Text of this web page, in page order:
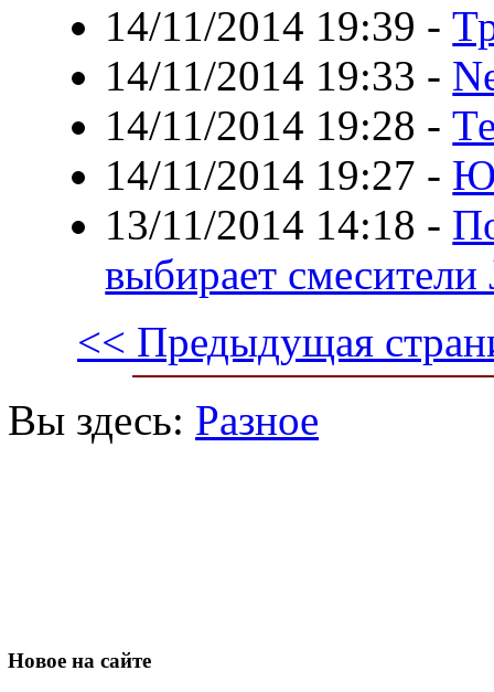
14/11/2014 19:39 -
14/11/2014 19:33 -
14/11/2014 19:28 -
14/11/2014 19:27 -
13/11/2014 14:18 -
выбирает смесители
<< Предыдущая
Вы здесь: Разное
Новое на сайте